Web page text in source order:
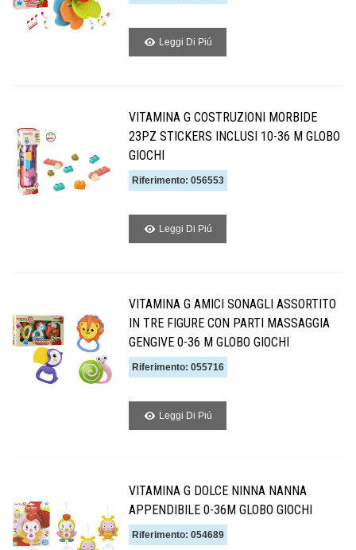
Leggi Di Piú
VITAMINA G COSTRUZIONI MORBIDE
23PZ STICKERS INCLUSI 10-36 M GLOBO
GIOCHI
Riferimento: 056553
Leggi Di Piú
VITAMINA G AMICI SONAGLI ASSORTITO
IN TRE FIGURE CON PARTI MASSAGGIA
GENGIVE 0-36 M GLOBO GIOCHI
Riferimento: 055716
Leggi Di Piú
VITAMINA G DOLCE NINNA NANNA
APPENDIBILE 0-36M GLOBO GIOCHI
Riferimento: 054689